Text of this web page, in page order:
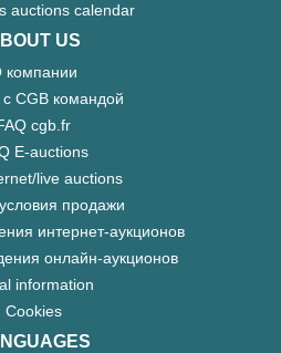
auctions calendar
US
компании
с CGB командой
cgb.fr
E-auctions
live auctions
продажи
интернет-аукционов
онлайн-аукционов
information
Cookies